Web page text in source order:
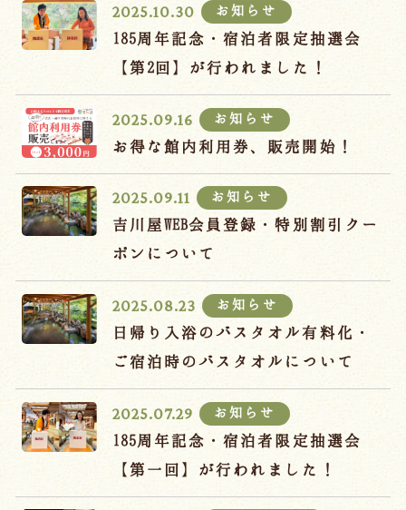
2025.10.30 お知らせ
185周年記念・宿泊者限定抽選会
【第2回】が行われました！
2025.09.16 お知らせ
お得な館内利用券、販売開始！
2025.09.11 お知らせ
吉川屋WEB会員登録・特別割引クー
ポンについて
2025.08.23 お知らせ
日帰り入浴のバスタオル有料化・
ご宿泊時のバスタオルについて
2025.07.29 お知らせ
185周年記念・宿泊者限定抽選会
【第一回】が行われました！
お知らせ よくあるご質問
お問い合わせ
予約確認・変更・キャンセル
キャンセルポリシー
宿泊約款
オンラインショップ
吉川屋×温泉むすめ
Follow us
Tel.024-542-2226/ 9:00~18:00
Language